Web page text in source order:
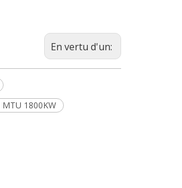
En vertu d'un:
1800KW